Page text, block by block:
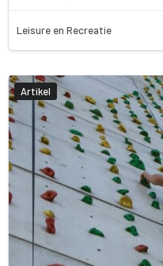
Leisure en Recreatie
Artikel